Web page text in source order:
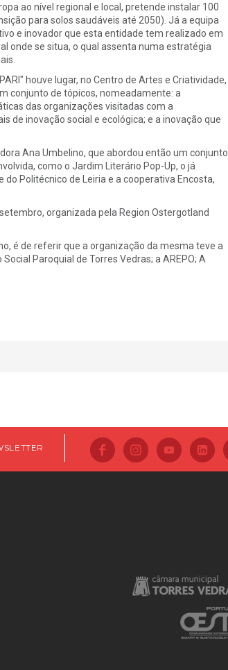
ao nível regional e local, pretende instalar 100
para solos saudáveis até 2050). Já a equipa
e inovador que esta entidade tem realizado em
onde se situa, o qual assenta numa estratégia
houve lugar, no Centro de Artes e Criatividade,
conjunto de tópicos, nomeadamente: a
das organizações visitadas com a
de inovação social e ecológica; e a inovação que
Ana Umbelino, que abordou então um conjunto
como o Jardim Literário Pop-Up, o já
do Politécnico de Leiria e a cooperativa Encosta,
organizada pela Region Ostergotland
é de referir que a organização da mesma teve a
Paroquial de Torres Vedras; a AREPO; A